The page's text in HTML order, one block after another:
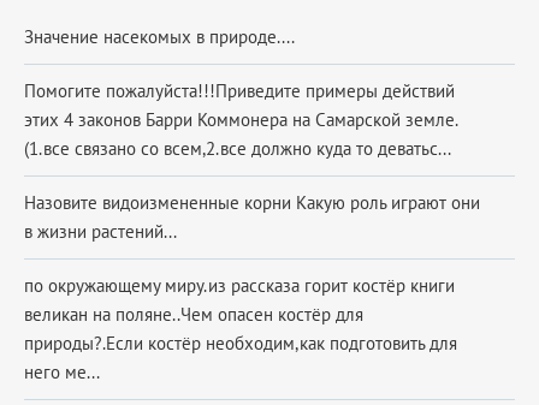
Значение насекомых в природе....
Помогите пожалуйста!!!Приведите примеры действий
этих 4 законов Барри Коммонера на Самарской земле.
(1.все связано со всем,2.все должно куда то деватьс...
Назовите видоизмененные корни Какую роль играют они
в жизни растений...
по окружающему миру.из рассказа горит костёр книги
великан на поляне..Чем опасен костёр для
природы?.Если костёр необходим,как подготовить для
него ме...